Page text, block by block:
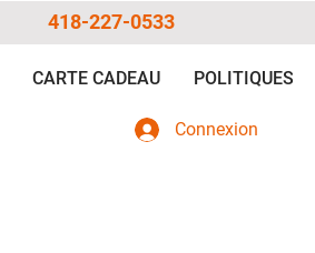
418-227-0533
CARTE CADEAU POLITIQUES
Connexion